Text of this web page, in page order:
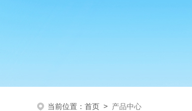
当前位置： 首页 > 产品中心